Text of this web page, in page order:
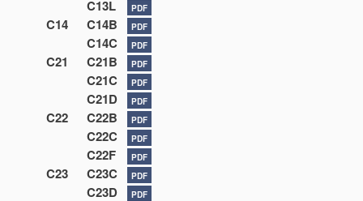
C13L PDF
C14 C14B PDF
C14C PDF
C21 C21B PDF
C21C PDF
C21D PDF
C22 C22B PDF
C22C PDF
C22F PDF
C23 C23C PDF
C23D PDF